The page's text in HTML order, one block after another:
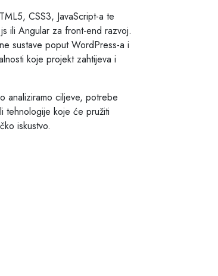
CSS3, JavaScript-a te
ili Angular za front-end razvoj.
sustave poput WordPress-a i
koje projekt zahtijeva i
analiziramo ciljeve, potrebe
tehnologije koje će pružiti
iskustvo.